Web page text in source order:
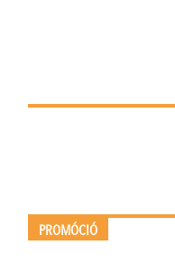
PROMÓCIÓ